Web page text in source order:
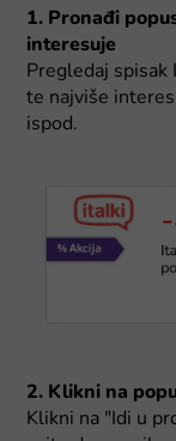
1. Pronađi
interesuje
Pregledaj spisak
te najviše
ispod.
2. Klikni na
Klikni na "Idi u